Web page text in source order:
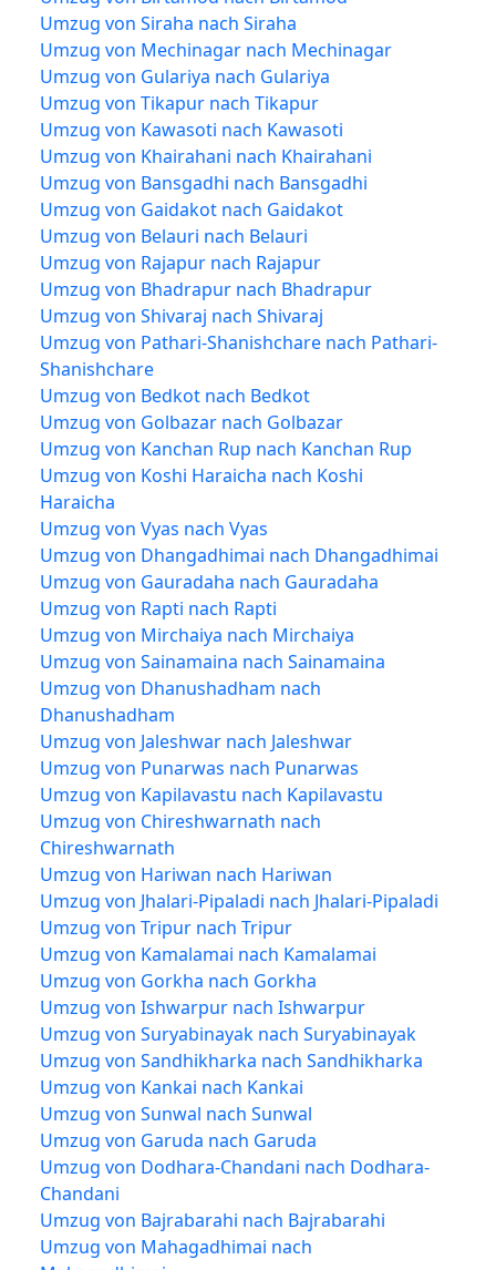
Umzug von Siraha nach Siraha
Umzug von Mechinagar nach Mechinagar
Umzug von Gulariya nach Gulariya
Umzug von Tikapur nach Tikapur
Umzug von Kawasoti nach Kawasoti
Umzug von Khairahani nach Khairahani
Umzug von Bansgadhi nach Bansgadhi
Umzug von Gaidakot nach Gaidakot
Umzug von Belauri nach Belauri
Umzug von Rajapur nach Rajapur
Umzug von Bhadrapur nach Bhadrapur
Umzug von Shivaraj nach Shivaraj
Umzug von Pathari-Shanishchare nach Pathari-
Shanishchare
Umzug von Bedkot nach Bedkot
Umzug von Golbazar nach Golbazar
Umzug von Kanchan Rup nach Kanchan Rup
Umzug von Koshi Haraicha nach Koshi
Haraicha
Umzug von Vyas nach Vyas
Umzug von Dhangadhimai nach Dhangadhimai
Umzug von Gauradaha nach Gauradaha
Umzug von Rapti nach Rapti
Umzug von Mirchaiya nach Mirchaiya
Umzug von Sainamaina nach Sainamaina
Umzug von Dhanushadham nach
Dhanushadham
Umzug von Jaleshwar nach Jaleshwar
Umzug von Punarwas nach Punarwas
Umzug von Kapilavastu nach Kapilavastu
Umzug von Chireshwarnath nach
Chireshwarnath
Umzug von Hariwan nach Hariwan
Umzug von Jhalari-Pipaladi nach Jhalari-Pipaladi
Umzug von Tripur nach Tripur
Umzug von Kamalamai nach Kamalamai
Umzug von Gorkha nach Gorkha
Umzug von Ishwarpur nach Ishwarpur
Umzug von Suryabinayak nach Suryabinayak
Umzug von Sandhikharka nach Sandhikharka
Umzug von Kankai nach Kankai
Umzug von Sunwal nach Sunwal
Umzug von Garuda nach Garuda
Umzug von Dodhara-Chandani nach Dodhara-
Chandani
Umzug von Bajrabarahi nach Bajrabarahi
Umzug von Mahagadhimai nach